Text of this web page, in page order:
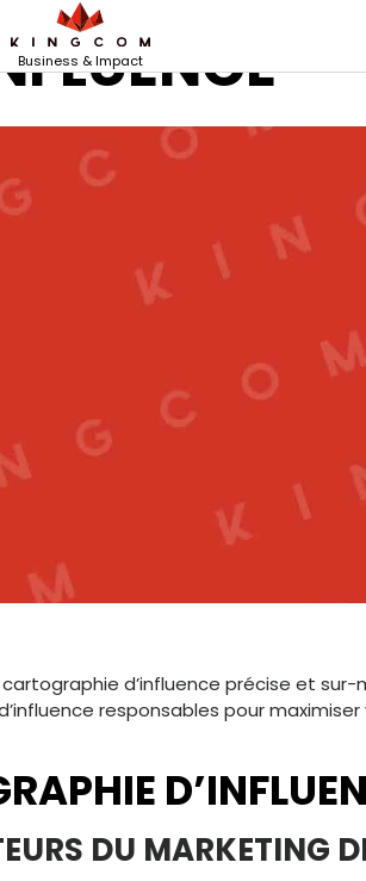
Business & Impact
d’influence précise et
responsables pour
DU MARKETING